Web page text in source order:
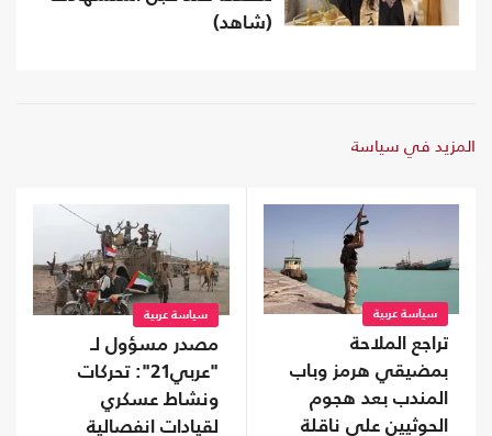
(شاهد)
المزيد في سياسة
سياسة عربية
تراجع الملاحة
بمضيقي هرمز وباب
المندب بعد هجوم
الحوثيين على ناقلة
سياسة عربية
مصدر مسؤول لـ
"عربي21": تحركات
ونشاط عسكري
لقيادات انفصالية